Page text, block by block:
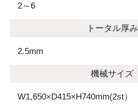
2～6
トータル厚み
2.5mm
機械サイズ
W1,650×D415×H740mm(2st）